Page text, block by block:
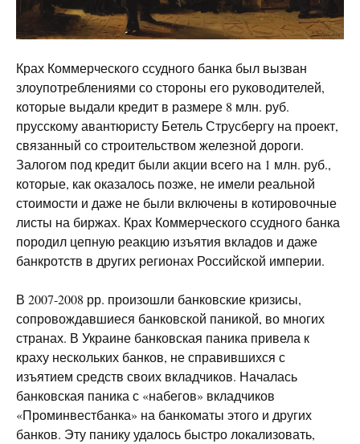
Крах Коммерческого ссудного банка был вызван
злоупотреблениями со стороны его руководителей,
которые выдали кредит в размере 8 млн. руб.
прусскому авантюристу Бетель Струсбергу на проект,
связанный со строительством железной дороги.
Залогом под кредит были акции всего на 1 млн. руб.,
которые, как оказалось позже, не имели реальной
стоимости и даже не были включены в котировочные
листы на биржах. Крах Коммерческого ссудного банка
породил цепную реакцию изъятия вкладов и даже
банкротств в других регионах Российской империи.
В 2007-2008 рр. произошли банковские кризисы,
сопровождавшиеся банковской паникой, во многих
странах. В Украине банковская паника привела к
краху нескольких банков, не справившихся с
изъятием средств своих вкладчиков. Началась
банковская паника с «набегов» вкладчиков
«Проминвестбанка» на банкоматы этого и других
банков. Эту панику удалось быстро локализовать,